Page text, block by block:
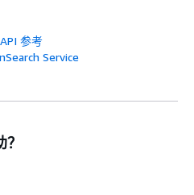
参考
Service